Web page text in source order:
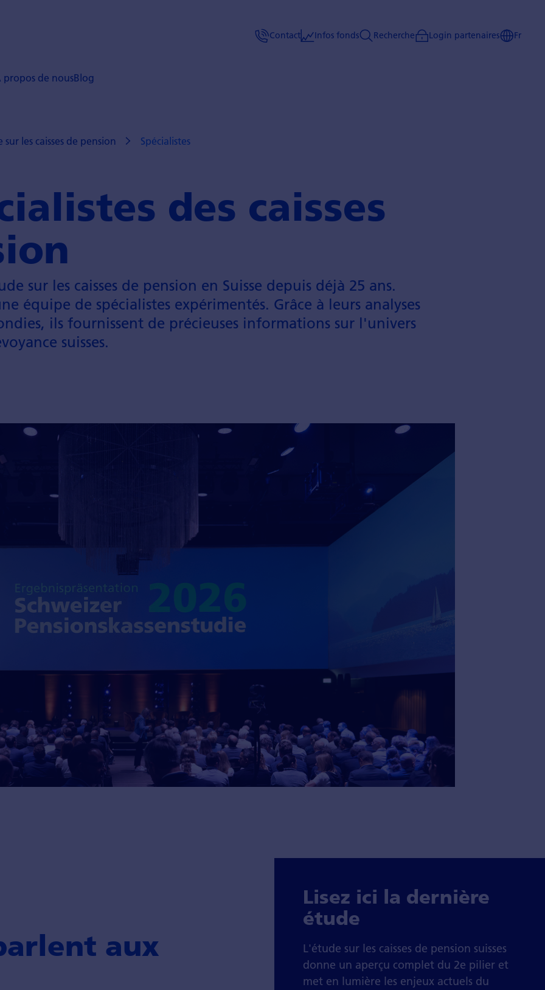
Contact Infos fonds Recherche Login partenaires Fr
propos de nousBlog
sur les caisses de pension Spécialistes
des caisses
sur les caisses de pension en Suisse depuis déjà 25 ans.
équipe de spécial­istes expéri­mentés. Grâce à leurs ana­lyses
ils fournissent de pré­cieuses infor­mations sur l'univers
suisses.
aux
Lisez ici la dernière
étude
L'étude sur les caisses de pension suisses
donne un aperçu complet du 2e pilier et
met en lumière les enjeux actuels du